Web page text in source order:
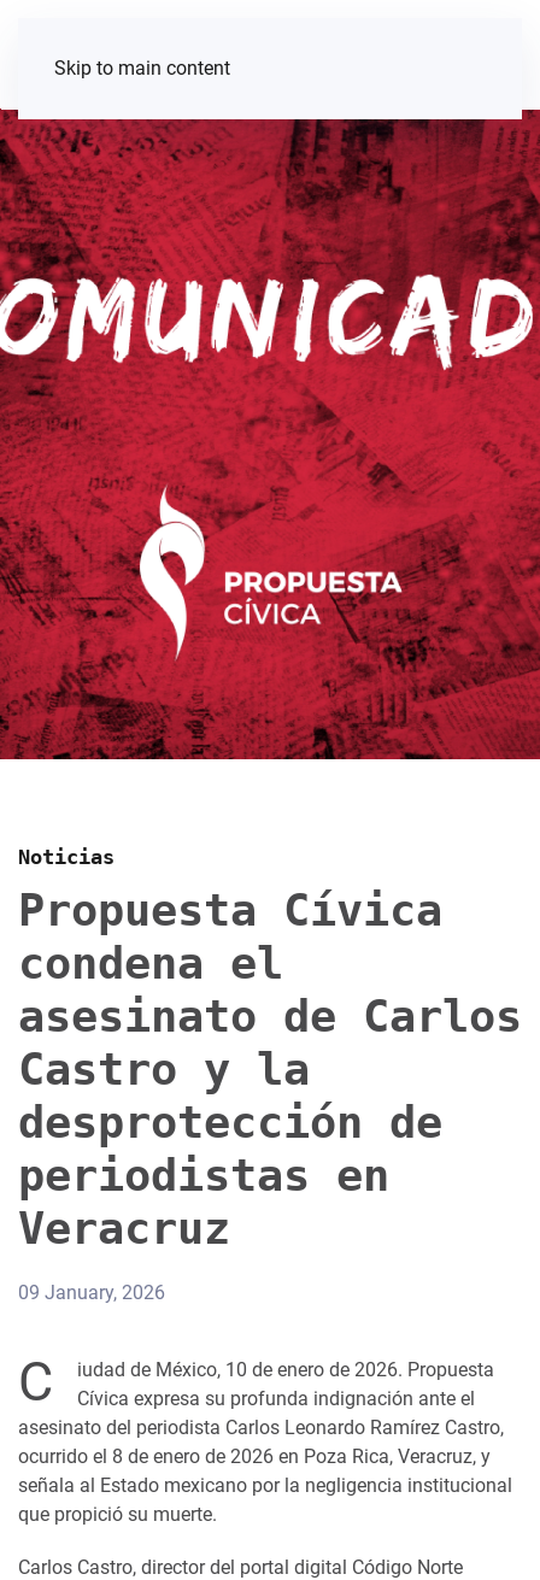
Skip to main content
Noticias
Propuesta Cívica
condena el
asesinato de Carlos
Castro y la
desprotección de
periodistas en
Veracruz
09 January, 2026
C
iudad de México, 10 de enero de 2026. Propuesta
Cívica expresa su profunda indignación ante el
asesinato del periodista Carlos Leonardo Ramírez Castro,
ocurrido el 8 de enero de 2026 en Poza Rica, Veracruz, y
señala al Estado mexicano por la negligencia institucional
que propició su muerte.
Carlos Castro, director del portal digital Código Norte